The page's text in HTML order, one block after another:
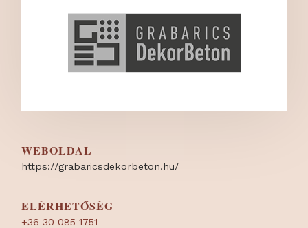
WEBOLDAL
https://grabaricsdekorbeton.hu/
ELÉRHETŐSÉG
+36 30 085 1751